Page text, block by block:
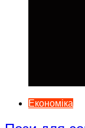
Економіка